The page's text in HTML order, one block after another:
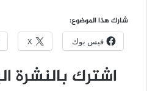
شارك هذا الموضوع:
فيس بوك X
اشترك بالنشرة